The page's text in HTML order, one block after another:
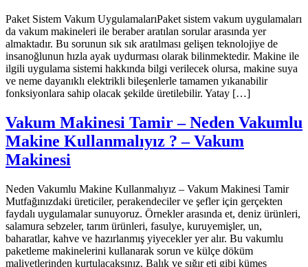
Paket Sistem Vakum UygulamalarıPaket sistem vakum uygulamaları
da vakum makineleri ile beraber aratılan sorular arasında yer
almaktadır. Bu sorunun sık sık aratılması gelişen teknolojiye de
insanoğlunun hızla ayak uydurması olarak bilinmektedir. Makine ile
ilgili uygulama sistemi hakkında bilgi verilecek olursa, makine suya
ve neme dayanıklı elektrikli bileşenlerle tamamen yıkanabilir
fonksiyonlara sahip olacak şekilde üretilebilir. Yatay […]
Vakum Makinesi Tamir – Neden Vakumlu
Makine Kullanmalıyız ? – Vakum
Makinesi
Neden Vakumlu Makine Kullanmalıyız – Vakum Makinesi Tamir
Mutfağınızdaki üreticiler, perakendeciler ve şefler için gerçekten
faydalı uygulamalar sunuyoruz. Örnekler arasında et, deniz ürünleri,
salamura sebzeler, tarım ürünleri, fasulye, kuruyemişler, un,
baharatlar, kahve ve hazırlanmış yiyecekler yer alır. Bu vakumlu
paketleme makinelerini kullanarak sorun ve külçe döküm
maliyetlerinden kurtulacaksınız. Balık ve sığır eti gibi kümes